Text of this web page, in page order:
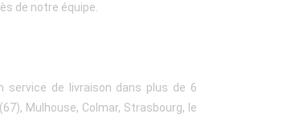
de notre équipe.
service de livraison dans plus de 6
Mulhouse, Colmar, Strasbourg, le